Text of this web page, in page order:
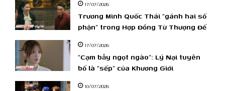
17/07/2026
Trương Minh Quốc Thái “gánh hai số
phận” trong Hợp Đồng Từ Thượng Đế
17/07/2026
“Cạm bẫy ngọt ngào”: Lý Nại tuyên
bố là “sếp” của Khương Giới
10/07/2026